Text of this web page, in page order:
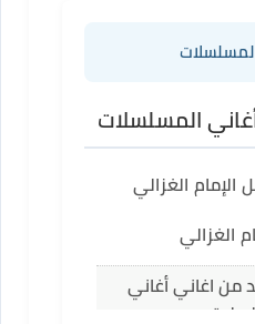
المسلسلات
الغزالي
الغزالي
من اغاني أغاني